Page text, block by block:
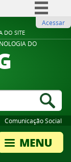
DO SITE
BR
Acessar
DO
Comunicação Social